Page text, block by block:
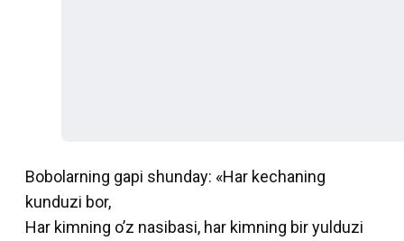
Bobolarning gapi shunday: «Har kechaning
kunduzi bor,
Har kimning o’z nasibasi, har kimning bir yulduzi